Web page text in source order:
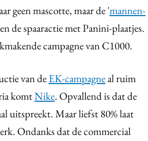
geen mascotte, maar de 'mannen-
de spaaractie met Panini-plaatjes.
campagne van C1000.
van deEK-campagneal ruim
komtNike. Opvallend is dat de
uitspreekt. Maar liefst 80% laat
Ondanks dat de commercial